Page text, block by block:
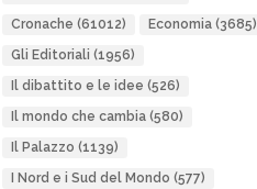
Cronache (61012) Economia(3685)
Gli Editoriali (1956)
Il dibattito e le idee (526)
Il mondo che cambia(580)
Il Palazzo (1139)
I Nord e i Sud del Mondo (577)